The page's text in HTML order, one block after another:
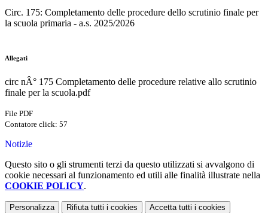
Circ. 175: Completamento delle procedure dello scrutinio finale per
la scuola primaria - a.s. 2025/2026
Allegati
circ nÂ° 175 Completamento delle procedure relative allo scrutinio
finale per la scuola.pdf
File PDF
Contatore click: 57
Notizie
Questo sito o gli strumenti terzi da questo utilizzati si avvalgono di
cookie necessari al funzionamento ed utili alle finalità illustrate nella
COOKIE POLICY.
Personalizza Rifiuta tutti i cookies Accetta tutti i cookies